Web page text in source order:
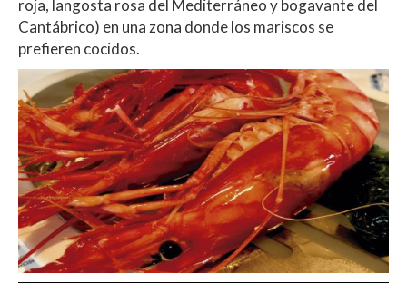
roja, langosta rosa del Mediterráneo y bogavante del
Cantábrico) en una zona donde los mariscos se
prefieren cocidos.